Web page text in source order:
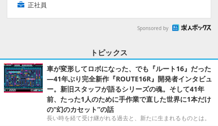
正社員
Sponsored by
トピックス
車が変形してロボになった、でも『ルート16』だった
―41年ぶり完全新作『ROUTE16R』開発者インタビュ
ー。新旧スタッフが語るシリーズの魂。そして41年
前、たった1人のために手作業で直した世界に1本だけ
の“幻のカセット”の話
長い時を経て受け継がれる過去と、新たに生まれるものとは。